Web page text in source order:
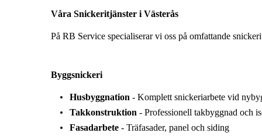
Våra Snickeritjänster i Västerås
På RB Service specialiserar vi oss på omfattande
Byggsnickeri
Husbyggnation - Komplett snickeriarbete vid
Takkonstruktion - Professionell takbyggnad och
Fasadarbete - Träfasader, panel och siding